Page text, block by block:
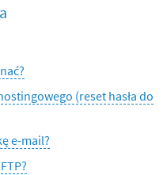
(reset hasła do
e-mail?